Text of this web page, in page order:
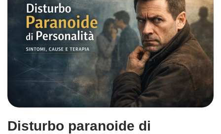
Disturbo paranoide di